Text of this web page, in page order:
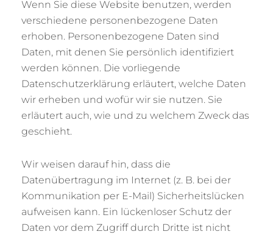
Wenn Sie diese Website benutzen, werden
verschiedene personenbezogene Daten
erhoben. Personenbezogene Daten sind
Daten, mit denen Sie persönlich identifiziert
werden können. Die vorliegende
Datenschutzerklärung erläutert, welche Daten
wir erheben und wofür wir sie nutzen. Sie
erläutert auch, wie und zu welchem Zweck das
geschieht.
Wir weisen darauf hin, dass die
Datenübertragung im Internet (z. B. bei der
Kommunikation per E-Mail) Sicherheitslücken
aufweisen kann. Ein lückenloser Schutz der
Daten vor dem Zugriff durch Dritte ist nicht